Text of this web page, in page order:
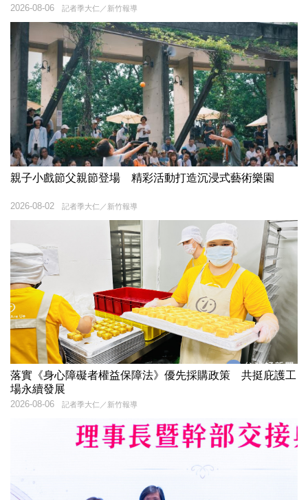
記者季大仁／新竹報導
2026-08-06
親子小戲節父親節登場 精彩活動打造沉浸式藝術樂園
記者季大仁／新竹報導
2026-08-02
落實《身心障礙者權益保障法》優先採購政策 共挺庇護工
場永續發展
記者季大仁／新竹報導
2026-08-06